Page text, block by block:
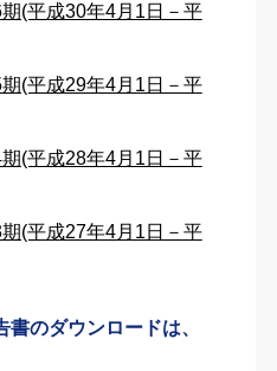
(平成30年4月1日－平
(平成29年4月1日－平
(平成28年4月1日－平
(平成27年4月1日－平
のダウンロードは、